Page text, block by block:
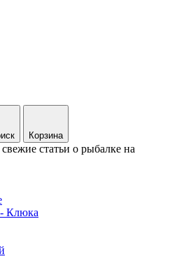
Корзина
статьи о рыбалке на
Клюка